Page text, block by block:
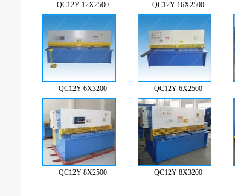
QC12Y 12X2500 QC12Y 16X2500
QC12Y 6X3200 QC12Y 6X2500
QC12Y 8X2500 QC12Y 8X3200